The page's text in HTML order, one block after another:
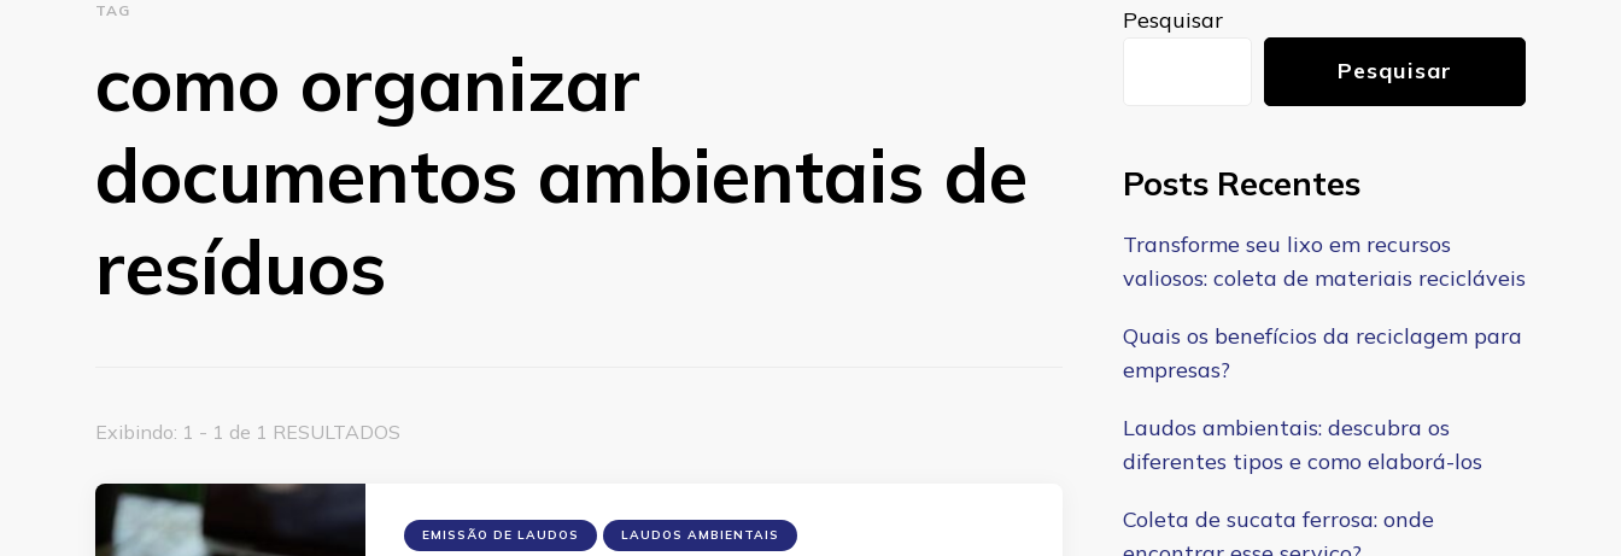
TAG
como organizar
documentos ambientais de
resíduos
Exibindo: 1 - 1 de 1 RESULTADOS
EMISSÃO DE LAUDOS LAUDOS AMBIENTAIS
Pesquisar
Pesquisar
Posts Recentes
Transforme seu lixo em recursos
valiosos: coleta de materiais recicláveis
Quais os benefícios da reciclagem para
empresas?
Laudos ambientais: descubra os
diferentes tipos e como elaborá-los
Coleta de sucata ferrosa: onde